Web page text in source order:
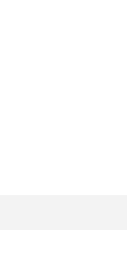
つかえる便...